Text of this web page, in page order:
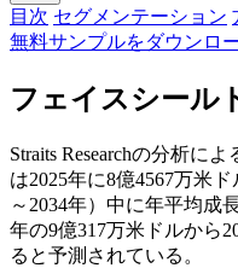
目次 セグメンテーション
無料サンプルをダウンロ
フェイスシール
Straits Researchの分析に
は2025年に8億4567万米
～2034年）中に年平均成
年の9億317万米ドルから
ると予測されている。